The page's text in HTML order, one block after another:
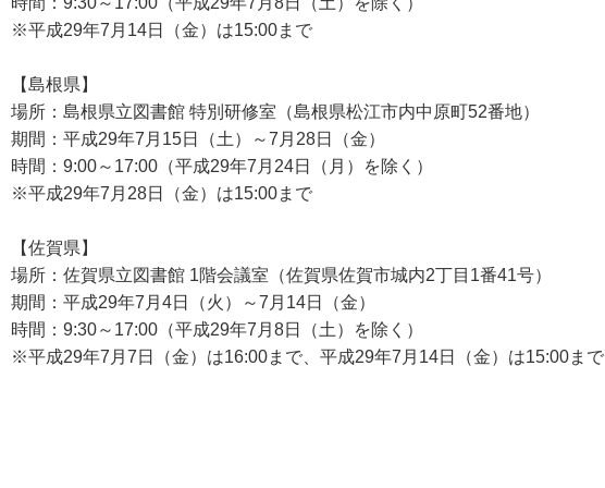
※平成29年7月14日（金）は15:00まで
【島根県】
場所：島根県立図書館 特別研修室（島根県松江市内中原町52番地）
期間：平成29年7月15日（土）～7月28日（金）
時間：9:00～17:00（平成29年7月24日（月）を除く）
※平成29年7月28日（金）は15:00まで
【佐賀県】
場所：佐賀県立図書館 1階会議室（佐賀県佐賀市城内2丁目1番41号）
期間：平成29年7月4日（火）～7月14日（金）
時間：9:30～17:00（平成29年7月8日（土）を除く）
※平成29年7月7日（金）は16:00まで、平成29年7月14日（金）は15:00まで